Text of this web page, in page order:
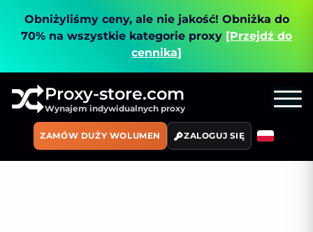
Obniżyliśmy ceny, ale nie jakość! Obniżka do
70% na wszystkie kategorie proxy [Przejdź do
cennika]
Proxy-store.com
Wynajem indywidualnych proxy
ZAMÓW DUŻY WOLUMEN ZALOGUJ SIĘ